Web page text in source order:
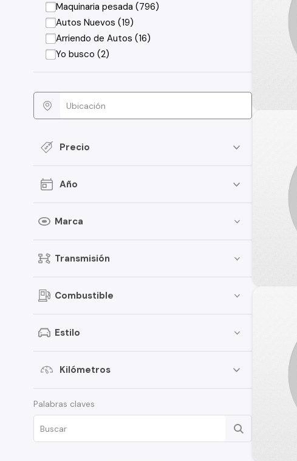
Maquinaria pesada (796)
Autos Nuevos (19)
Arriendo de Autos (16)
Yo busco (2)
Precio
Año
Marca
Transmisión
Combustible
Estilo
Kilómetros
Palabras claves